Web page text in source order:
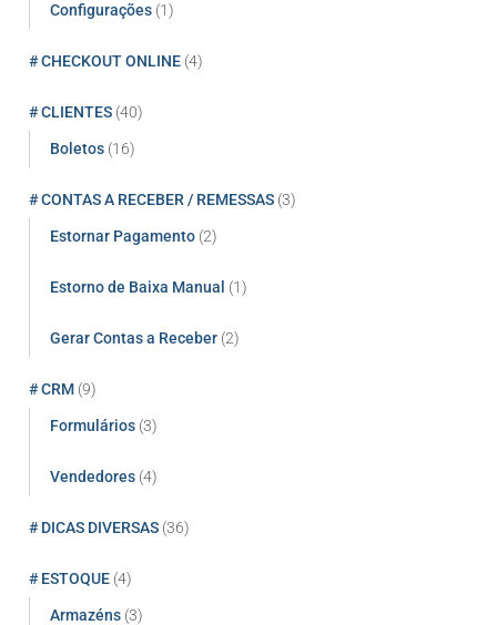
Configurações (1)
# CHECKOUT ONLINE (4)
# CLIENTES (40)
Boletos (16)
# CONTAS A RECEBER / REMESSAS (3)
Estornar Pagamento (2)
Estorno de Baixa Manual (1)
Gerar Contas a Receber (2)
# CRM (9)
Formulários (3)
Vendedores (4)
# DICAS DIVERSAS (36)
# ESTOQUE (4)
Armazéns (3)